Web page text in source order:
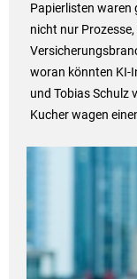
Papierlisten waren
nicht nur
woran könnten KI-
und Tobias Schulz
Kucher wagen